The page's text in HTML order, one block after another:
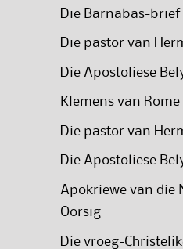
Die Barnabas-brief
Die pastor van
Die Apostoliese
Klemens van Rome
Die pastor van
Die Apostoliese
Apokriewe van die
Oorsig
Die vroeg-